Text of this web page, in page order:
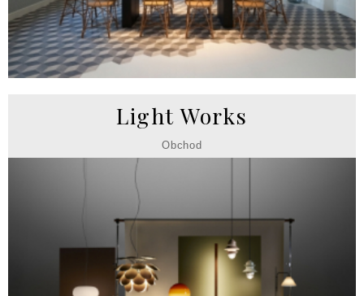
Light Works
Obchod